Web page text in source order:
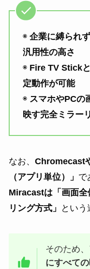
◉ 企業に縛られ
汎用性の高さ
◉ Fire TV Stick
定動作が可能
◉ スマホやPCの
映す完全ミラー
なお、 Chromecast
（アプリ単位）」 で
Miracastは「画面全
リング方式」
とい
そのため、
にすべて